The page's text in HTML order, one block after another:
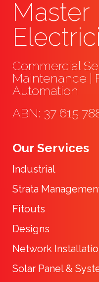
Master
Commercial
Maintenance |
Automation
ABN: 37 615
Our Services
Industrial
Strata
Fitouts
Designs
Network
Solar Panel &